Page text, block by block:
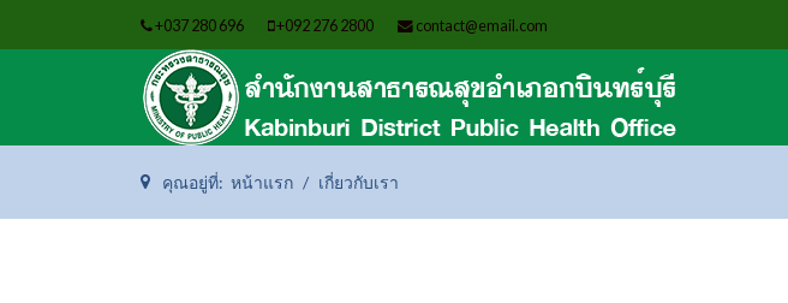
+037 280 696 +092 276 2800 contact@email.com
คุณอยู่ที่: หน้าแรก เกี่ยวกับเรา